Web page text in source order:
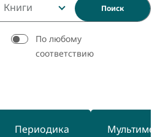
Книги Поиск
По любому
соответствию
Периодика